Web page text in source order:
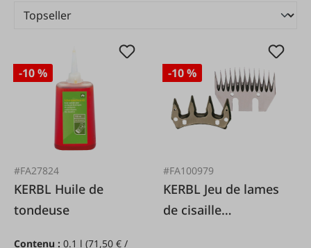
-10 %
#FA27824
KERBL Huile de
tondeuse
Contenu : 0.1 l (71,50 € /
-10 %
#FA100979
KERBL Jeu de lames
de cisaille